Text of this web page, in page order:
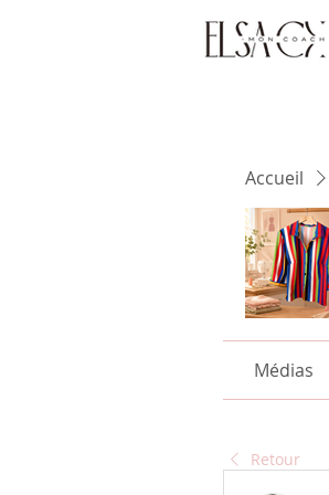
Accueil
Médias
Retour